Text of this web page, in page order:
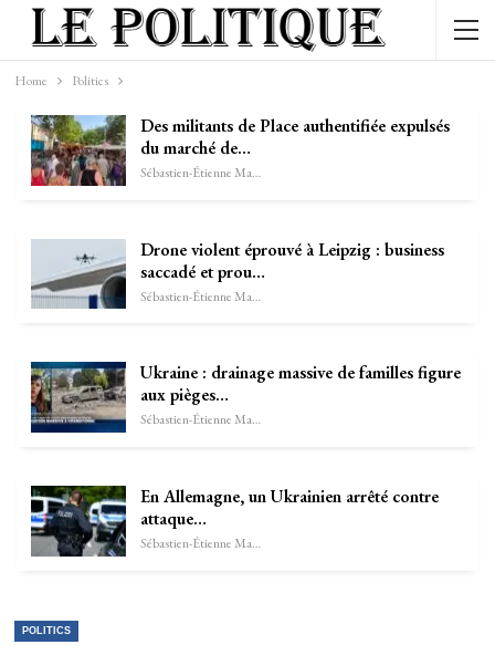
Home Politics
Des militants de Place authentifiée expulsés
du marché de…
Sébastien-Étienne Marechal
Drone violent éprouvé à Leipzig : business
saccadé et prou…
Sébastien-Étienne Marechal
Ukraine : drainage massive de familles figure
aux pièges…
Sébastien-Étienne Marechal
En Allemagne, un Ukrainien arrêté contre
attaque…
Sébastien-Étienne Marechal
POLITICS